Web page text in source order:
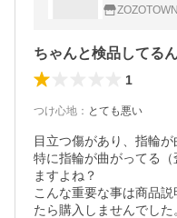
ちゃんと検品してる
1
つけ心地 ： とても悪い
目立つ傷があり、指輪が
特に指輪が曲がってる
ますよね？
こんな重要な事は商品
たら購入しませんでした